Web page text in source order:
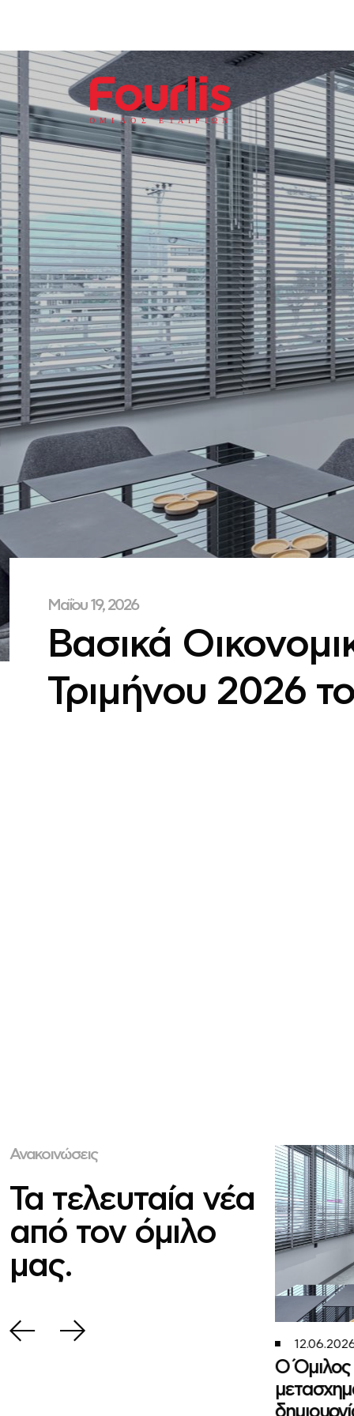
ΟΜΙ Λ Ο Σ Ε Τ ΑΙΡΙΩΝ
Μαΐου 19, 2026
Βασικά
Τριμήνου 2026
Ανακοινώσεις
Τα τελευταία νέα
από τον όμιλο
μας.
Ο Όμιλος